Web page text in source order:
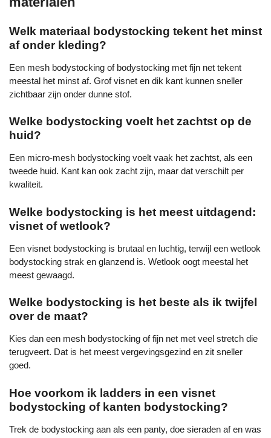
Welk materiaal bodystocking tekent het minst
af onder kleding?
Een mesh bodystocking of bodystocking met fijn net tekent
meestal het minst af. Grof visnet en dik kant kunnen sneller
zichtbaar zijn onder dunne stof.
Welke bodystocking voelt het zachtst op de
huid?
Een micro-mesh bodystocking voelt vaak het zachtst, als een
tweede huid. Kant kan ook zacht zijn, maar dat verschilt per
kwaliteit.
Welke bodystocking is het meest uitdagend:
visnet of wetlook?
Een visnet bodystocking is brutaal en luchtig, terwijl een wetlook
bodystocking strak en glanzend is. Wetlook oogt meestal het
meest gewaagd.
Welke bodystocking is het beste als ik twijfel
over de maat?
Kies dan een mesh bodystocking of fijn net met veel stretch die
terugveert. Dat is het meest vergevingsgezind en zit sneller
goed.
Hoe voorkom ik ladders in een visnet
bodystocking of kanten bodystocking?
Trek de bodystocking aan als een panty, doe sieraden af en was